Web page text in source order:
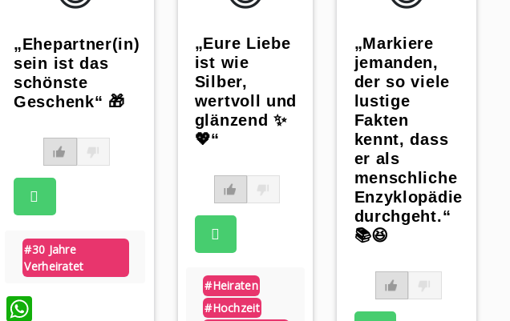
„Ehepartner(in)
sein ist das
schönste
Geschenk“ 🎁
#30 Jahre
Verheiratet
„Eure Liebe
ist wie
Silber,
wertvoll und
glänzend ✨
💖“
#heiraten
#hochzeit
„Markiere
jemanden,
der so viele
lustige
Fakten
kennt, dass
er als
menschliche
Enzyklopädie
durchgeht.“
📚😆